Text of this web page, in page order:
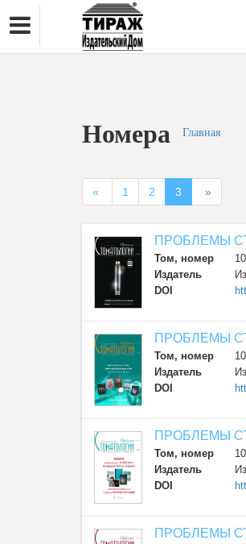
Номера Главная
« 1 2 3 »
ПРОБЛЕМЫ
Том, номер
Издатель
DOI
ПРОБЛЕМЫ
Том, номер
Издатель
DOI
ПРОБЛЕМЫ
Том, номер
Издатель
DOI
ПРОБЛЕМЫ